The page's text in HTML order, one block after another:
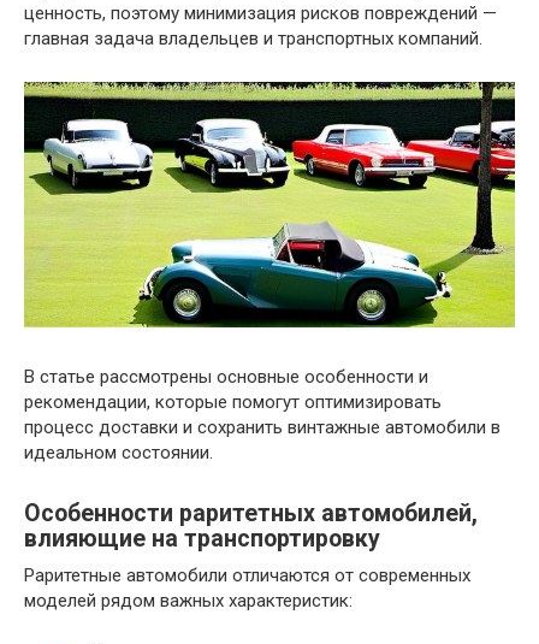
ценность, поэтому минимизация рисков повреждений —
главная задача владельцев и транспортных компаний.
В статье рассмотрены основные особенности и
рекомендации, которые помогут оптимизировать
процесс доставки и сохранить винтажные автомобили в
идеальном состоянии.
Особенности раритетных автомобилей,
влияющие на транспортировку
Раритетные автомобили отличаются от современных
моделей рядом важных характеристик: